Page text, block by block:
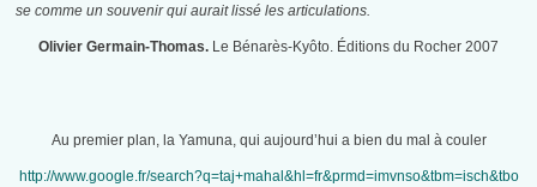
se comme un souvenir qui aurait lissé les articulations.
Olivier Germain-Thomas. Le Bénarès-Kyôto. Éditions du Rocher 2007
Au premier plan, la Yamuna, qui aujourd’hui a bien du mal à couler
http://www.google.fr/search?q=taj+mahal&hl=fr&prmd=imvnso&tbm=isch&tbo